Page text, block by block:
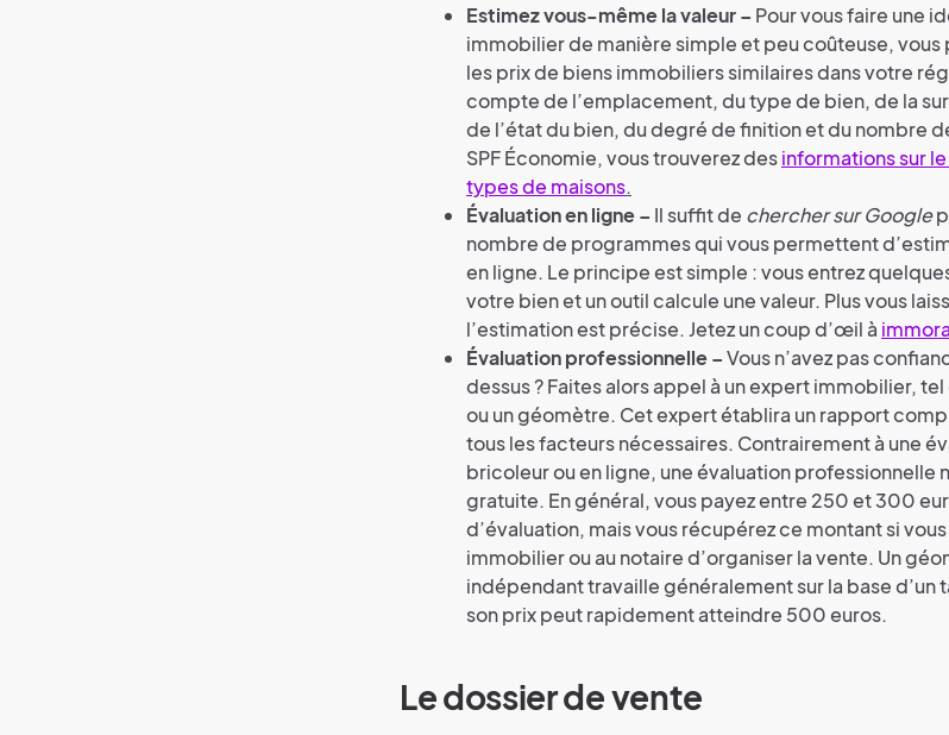
Estimez vous-même la valeur – Pour vous faire une
immobilier de manière simple et peu coûteuse,
les prix de biens immobiliers similaires dans votre
compte de l’emplacement, du type de bien, de la
de l’état du bien, du degré de finition et du nombre
SPF Économie, vous trouverez desinformations sur
types de maisons.
Évaluation en ligne– Il suffit de chercher sur Google
nombre de programmes qui vous permettent
en ligne. Le principe est simple : vous entrez
votre bien et un outil calcule une valeur. Plus vous
l’estimation est précise. Jetez un coup d’œil à
Évaluation professionnelle–Vous n’avez pas
dessus ? Faites alors appel à un expert immobilier,
ou un géomètre. Cet expert établira un rapport
tous les facteurs nécessaires. Contrairement à une
bricoleur ou en ligne, une évaluation professionnelle
gratuite. En général, vous payez entre 250 et 300
d’évaluation, mais vous récupérez ce montant si
immobilier ou au notaire d’organiser la vente. Un
indépendant travaille généralement sur la base d’un
son prix peut rapidement atteindre 500 euros.
Le dossier de vente